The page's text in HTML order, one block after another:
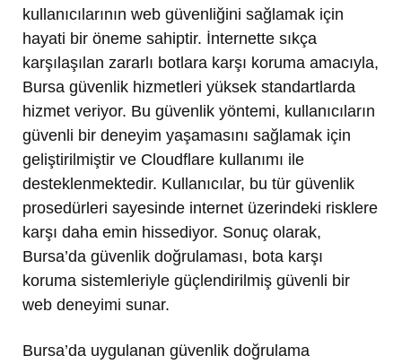
kullanıcılarının web güvenliğini sağlamak için
hayati bir öneme sahiptir. İnternette sıkça
karşılaşılan zararlı botlara karşı koruma amacıyla,
Bursa güvenlik hizmetleri yüksek standartlarda
hizmet veriyor. Bu güvenlik yöntemi, kullanıcıların
güvenli bir deneyim yaşamasını sağlamak için
geliştirilmiştir ve Cloudflare kullanımı ile
desteklenmektedir. Kullanıcılar, bu tür güvenlik
prosedürleri sayesinde internet üzerindeki risklere
karşı daha emin hissediyor. Sonuç olarak,
Bursa’da güvenlik doğrulaması, bota karşı
koruma sistemleriyle güçlendirilmiş güvenli bir
web deneyimi sunar.
Bursa’da uygulanan güvenlik doğrulama